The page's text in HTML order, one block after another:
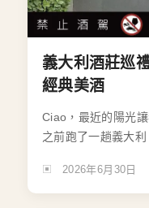
義大利酒莊巡
經典美酒
Ciao，最近的陽光
之前跑了一趟義大利
2026年6月30日